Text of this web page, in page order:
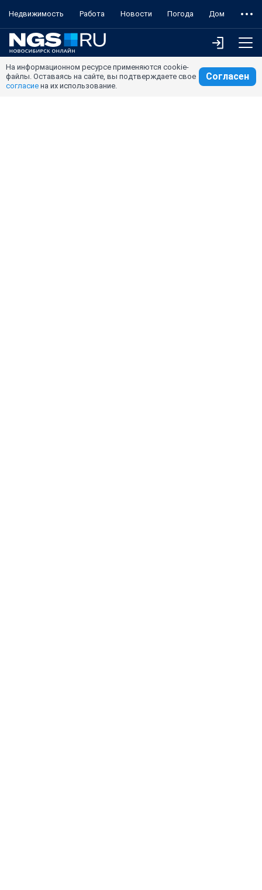
Недвижимость Работа Новости Погода Дом
На информационном ресурсе применяются cookie-
файлы. Оставаясь на сайте, вы подтверждаете свое
согласие на их использование.
Согласен